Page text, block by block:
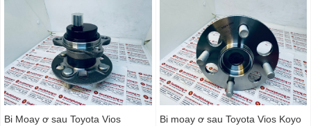
Bi Moay ơ sau Toyota Vios
Bi moay ơ sau Toyota Vios Koyo